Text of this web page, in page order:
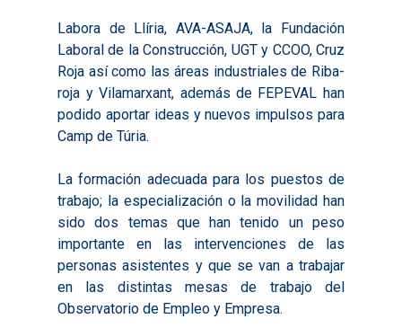
Labora de Llíria, AVA-ASAJA, la Fundación
Laboral de la Construcción, UGT y CCOO, Cruz
Roja así como las áreas industriales de Riba-
roja y Vilamarxant, además de FEPEVAL han
podido aportar ideas y nuevos impulsos para
Camp de Túria.
La formación adecuada para los puestos de
trabajo; la especialización o la movilidad han
sido dos temas que han tenido un peso
importante en las intervenciones de las
personas asistentes y que se van a trabajar
en las distintas mesas de trabajo del
Observatorio de Empleo y Empresa.
Diagnósticos
Objetivos
Valoración de
Experimentales
Necesidades
Formación Pactos
Otras Acciones:
2017
Publicaciones
2016
2017
2018
2020
2021
2023
Resúmenes
Infografías
Infografías 2021
Pactos por el
Documentación
Audiovisuales
Información
ODS
Noticias
Actualidad
Boletines de Noticias
Contacto